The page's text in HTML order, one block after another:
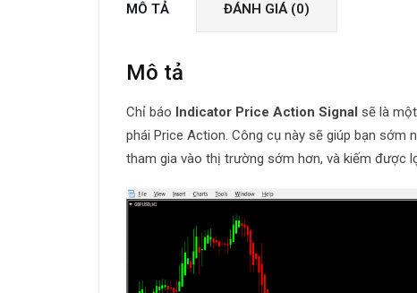
MÔ TẢ ĐÁNH GIÁ (0)
Mô tả
Chỉ báo Indicator Price Action Signal sẽ là
phái Price Action. Công cụ này sẽ giúp bạn
tham gia vào thị trường sớm hơn, và kiếm được